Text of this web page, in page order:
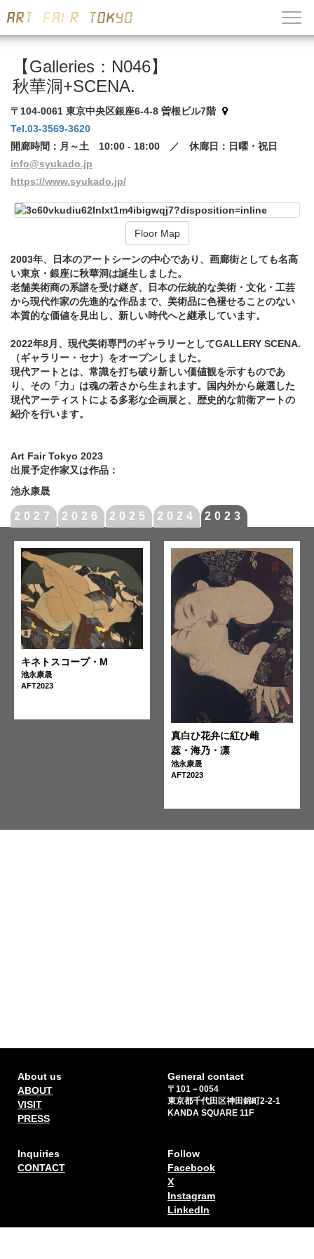
【Galleries：N046】
秋華洞+SCENA.
〒104-0061 東京中央区銀座6-4-8 曽根ビル7階
Tel.03-3569-3620
開廊時間：月～土 10:00 - 18:00 ／ 休廊日：日曜・祝日
info@syukado.jp
https://www.syukado.jp/
Floor Map
2003年、日本のアートシーンの中心であり、画廊街としても名高
い東京・銀座に秋華洞は誕生しました。
老舗美術商の系譜を受け継ぎ、日本の伝統的な美術・文化・工芸
から現代作家の先進的な作品まで、美術品に色褪せることのない
本質的な価値を見出し、新しい時代へと継承しています。
2022年8月、現代美術専門のギャラリーとしてGALLERY SCENA.
（ギャラリー・セナ）をオープンしました。
現代アートとは、常識を打ち破り新しい価値観を示すものであ
り、その「力」は魂の若さから生まれます。国内外から厳選した
現代アーティストによる多彩な企画展と、歴史的な前衛アートの
紹介を行います。
Art Fair Tokyo 2023
出展予定作家又は作品：
池永康晟
2027 2026 2025 2024 2023
キネトスコープ・M
池永康晟
AFT2023
真白ひ花弁に紅ひ雌
蕊・海乃・凛
池永康晟
AFT2023
About us
ABOUT
VISIT
PRESS
General contact
〒101－0054
東京都千代田区神田錦町2-2-1
KANDA SQUARE 11F
Inquiries
CONTACT
Follow
Facebook
X
Instagram
Linkedln